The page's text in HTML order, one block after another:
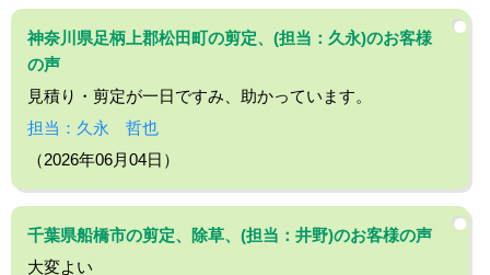
神奈川県足柄上郡松田町の剪定、(担当：久永)のお客様
の声
見積り・剪定が一日ですみ、助かっています。
担当：久永 哲也
（2026年06月04日）
千葉県船橋市の剪定、除草、(担当：井野)のお客様の声
大変よい